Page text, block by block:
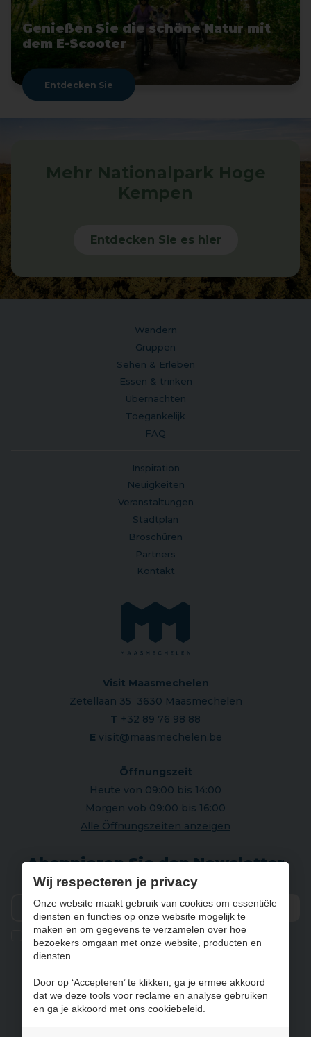
Genießen Sie die schöne Natur mit
dem E-Scooter
Entdecken Sie
Mehr Nationalpark Hoge
Kempen
Entdecken Sie es hier
Wandern
Gruppen
Sehen & Erleben
Essen & trinken
Übernachten
Toegankelijk
FAQ
Inspiration
Neuigkeiten
Veranstaltungen
Stadtplan
Broschüren
Partners
Kontakt
Visit Maasmechelen
Zetellaan 35 3630 Maasmechelen
T +32 89 76 98 88
E visit@maasmechelen.be
Öffnungszeit
Heute von 09:00 bis 14:00
Morgen vob 09:00 bis 16:00
Alle Öffnungszeiten anzeigen
Abonnieren Sie den Newsletter
Ik geef de toestemming om mijn gegevens te bewaren en
verwerken zoals aangegeven in onzeprivacy statement
NL DE EN
Wij respecteren je privacy
Onze website maakt gebruik van cookies om essentiële
diensten en functies op onze website mogelijk te
maken en om gegevens te verzamelen over hoe
bezoekers omgaan met onze website, producten en
diensten.
Door op ‘Accepteren’ te klikken, ga je ermee akkoord
dat we deze tools voor reclame en analyse gebruiken
en ga je akkoord met ons cookiebeleid.